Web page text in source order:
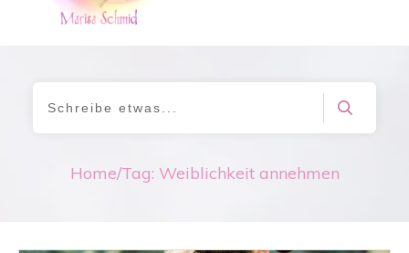
Home/Tag: Weiblichkeit annehmen